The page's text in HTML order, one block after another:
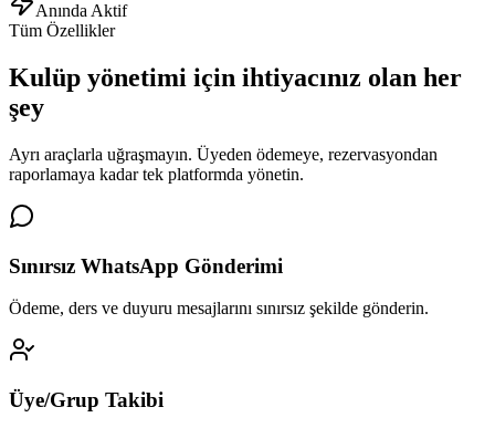
Anında Aktif
Tüm Özellikler
Kulüp yönetimi için ihtiyacınız olan her
şey
Ayrı araçlarla uğraşmayın. Üyeden ödemeye, rezervasyondan
raporlamaya kadar tek platformda yönetin.
Sınırsız WhatsApp Gönderimi
Ödeme, ders ve duyuru mesajlarını sınırsız şekilde gönderin.
Üye/Grup Takibi